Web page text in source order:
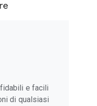
e facili
di qualsiasi